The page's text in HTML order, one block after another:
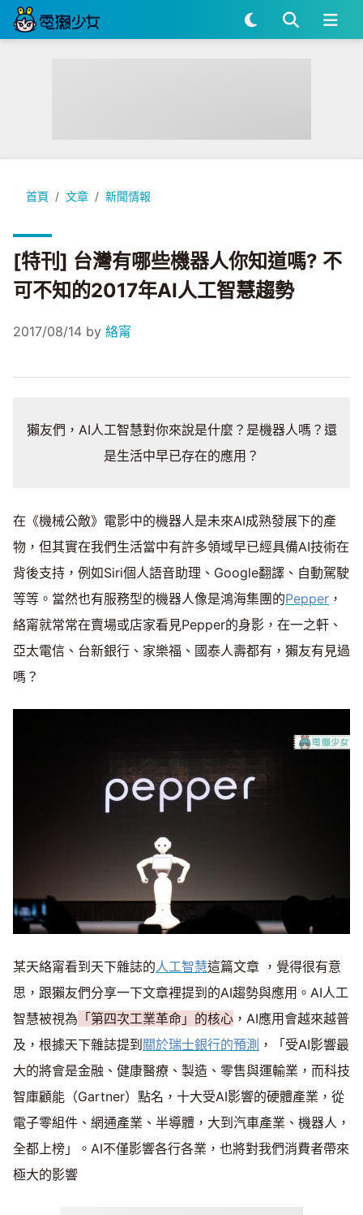
首頁 文章 新聞情報
[特刊] 台灣有哪些機器人你知道嗎? 不可不知的2017年AI人工
[特刊] 台灣有哪些機器人你知道嗎? 不
可不知的2017年AI人工智慧趨勢
2017/08/14 by 絡甯
獺友們，AI人工智慧對你來說是什麼？是機器人嗎？還
是生活中早已存在的應用？
在《機械公敵》電影中的機器人是未來AI成熟發展下的產
物，但其實在我們生活當中有許多領域早已經具備AI技術在
背後支持，例如Siri個人語音助理、Google翻譯、自動駕駛
等等。當然也有服務型的機器人像是鴻海集團的Pepper ，
絡甯就常常在賣場或店家看見Pepper的身影，在一之軒、
亞太電信、台新銀行、家樂福、國泰人壽都有，獺友有見過
嗎？
某天絡甯看到天下雜誌的人工智慧這篇文章 ，覺得很有意
思，跟獺友們分享一下文章裡提到的AI趨勢與應用。AI人工
智慧被視為 「第四次工業革命」的核心 ，AI應用會越來越普
及，根據天下雜誌提到關於瑞士銀行的預測 ，「受AI影響最
大的將會是金融、健康醫療、製造、零售與運輸業，而科技
智庫顧能（Gartner）點名，十大受AI影響的硬體產業，從
電子零組件、網通產業、半導體，大到汽車產業、機器人，
全都上榜」。AI不僅影響各行各業，也將對我們消費者帶來
極大的影響